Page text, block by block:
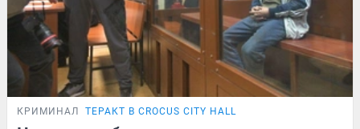
КРИМИНАЛ ТЕРАКТ В CROCUS CITY HALL